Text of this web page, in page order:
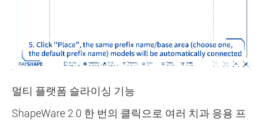
멀티 플랫폼 슬라이싱 기능
ShapeWare 2.0 한 번의 클릭으로 여러 치과 응용 프